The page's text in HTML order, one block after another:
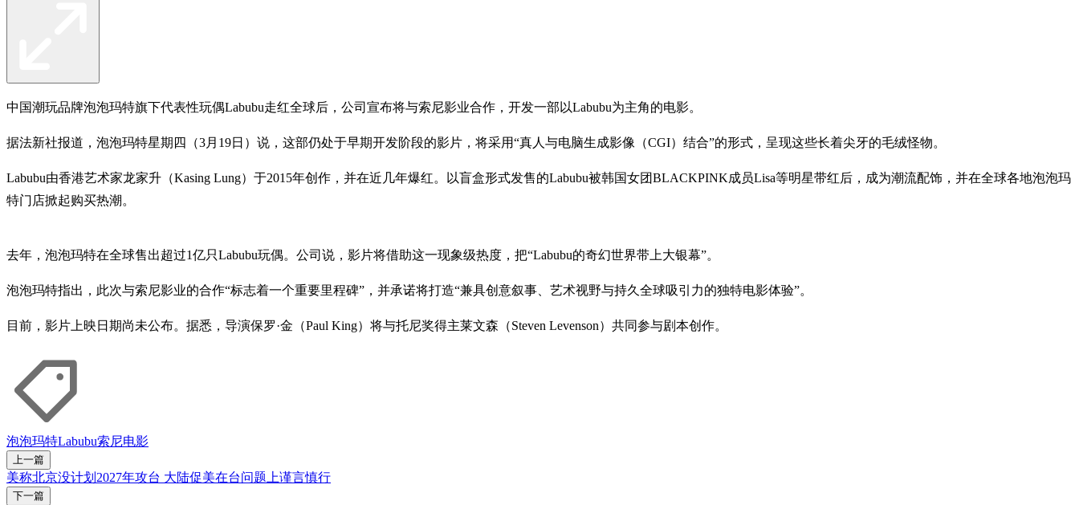
中国潮玩品牌泡泡玛特旗下代表性玩偶Labubu走红全球后，公司宣布将与索尼影业合作，开发一部以Labubu为主角的电影。
据法新社报道，泡泡玛特星期四（3月19日）说，这部仍处于早期开发阶段的影片，将采用“真人与电脑生成影像（CGI）结合”的形式，呈现这些长着尖牙的毛绒怪物。
Labubu由香港艺术家龙家升（Kasing Lung）于2015年创作，并在近几年爆红。以盲盒形式发售的Labubu被韩国女团BLACKPINK成员Lisa等明星带红后，成为潮流配饰，并在全球各地泡泡玛
特门店掀起购买热潮。
去年，泡泡玛特在全球售出超过1亿只Labubu玩偶。公司说，影片将借助这一现象级热度，把“Labubu的奇幻世界带上大银幕”。
泡泡玛特指出，此次与索尼影业的合作“标志着一个重要里程碑”，并承诺将打造“兼具创意叙事、艺术视野与持久全球吸引力的独特电影体验”。
目前，影片上映日期尚未公布。据悉，导演保罗·金（Paul King）将与托尼奖得主莱文森（Steven Levenson）共同参与剧本创作。
泡泡玛特Labubu索尼电影
上一篇
美称北京没计划2027年攻台 大陆促美在台问题上谨言慎行
下一篇